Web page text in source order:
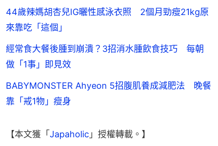
44歲辣媽胡杏兒IG曬性感泳衣照 2個月勁瘦21kg原
來靠吃「這個」
經常食大餐後腫到崩潰？3招消水腫飲食技巧 每朝
做「1事」即見效
BABYMONSTER Ahyeon 5招腹肌養成減肥法 晚餐
靠「戒1物」瘦身
【本文獲「 Japaholic 」授權轉載。】